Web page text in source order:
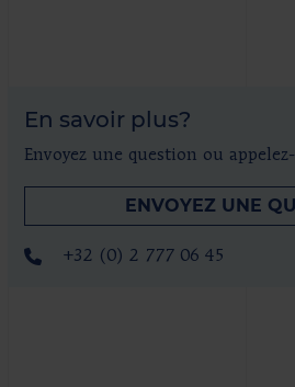
En savoir plus?
Envoyez une question ou
ENVOYEZ UNE
+32 (0) 2 777 06 45